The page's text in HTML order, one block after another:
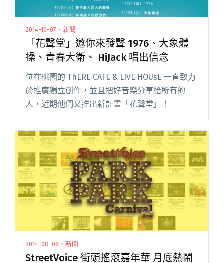
2014-10-07・新聞
「花聲堂」邀你來發聲 1976、大象體
操、青春大衛、 HiJack 唱出信念
位在桃園的 ThERE CAFE & LIVE HOUsE 一直致力
於推廣獨立創作，並且把好音樂分享給所有的
人，近期他們又推出新計畫「花聲堂」！
2014-08-06・新聞
StreetVoice 街頭搖滾嘉年華 月底熱鬧